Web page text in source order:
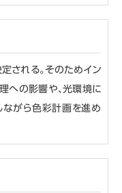
定される。そのためイン
への影響や、光環境に
がら色彩計画を進め